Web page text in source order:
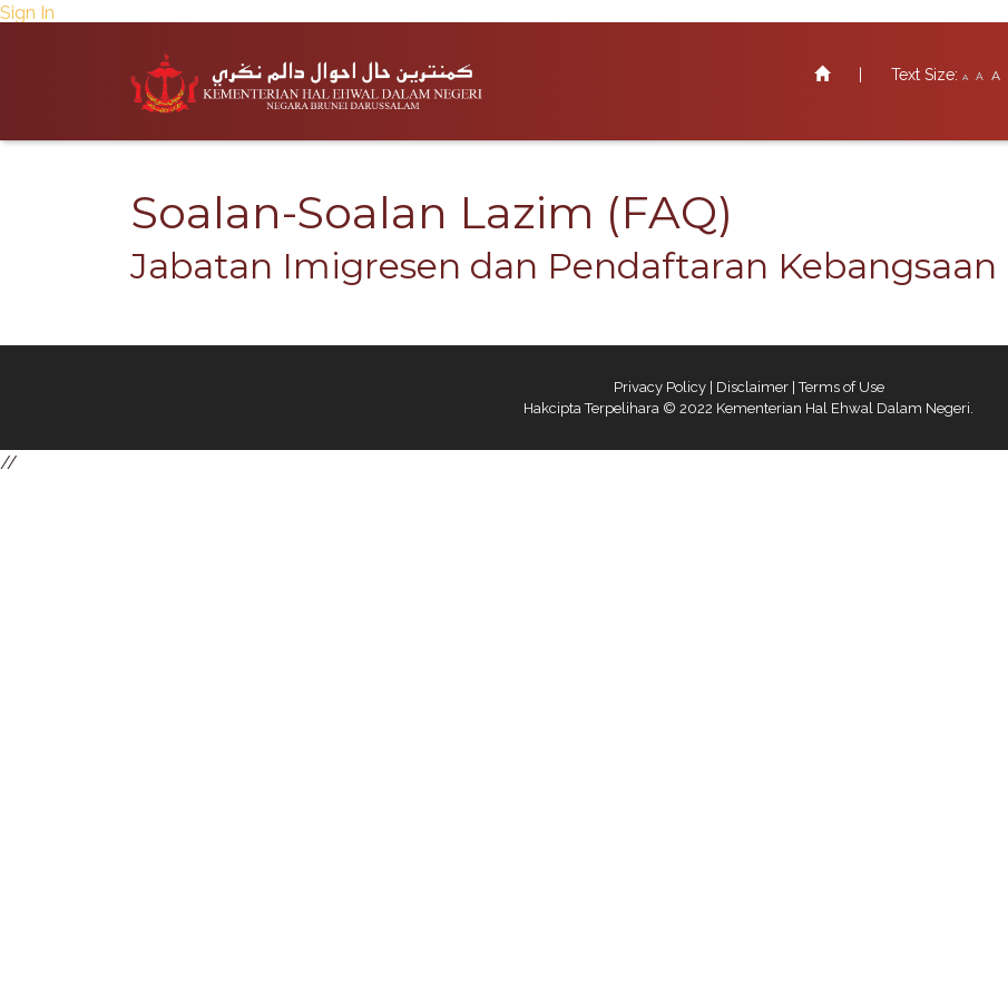
Sign In
Text Size: A A A
Soalan-Soalan Lazim (FAQ)​​
Jabatan Imigresen dan Pendaftaran Kebangsaan​​​
Privacy Policy| Disclaimer|Terms of Use
Hakcipta Terpelihara © 2022 Kementerian Hal Ehwal Dalam Negeri.
//